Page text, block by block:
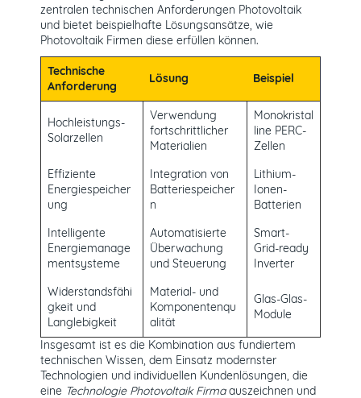
zentralen technischen Anforderungen Photovoltaik
und bietet beispielhafte Lösungsansätze, wie
Photovoltaik Firmen diese erfüllen können.
Technische
Anforderung
Lösung Beispiel
Hochleistungs-
Solarzellen
Verwendung
fortschrittlicher
Materialien
Monokristal
line PERC-
Zellen
Effiziente
Energiespeicher
ung
Integration von
Batteriespeicher
n
Lithium-
Ionen-
Batterien
Intelligente
Energiemanage
mentsysteme
Automatisierte
Überwachung
und Steuerung
Smart-
Grid-ready
Inverter
Widerstandsfähi
gkeit und
Langlebigkeit
Material- und
Komponentenqu
alität
Glas-Glas-
Module
Insgesamt ist es die Kombination aus fundiertem
technischen Wissen, dem Einsatz modernster
Technologien und individuellen Kundenlösungen, die
eine Technologie Photovoltaik Firmaauszeichnen und